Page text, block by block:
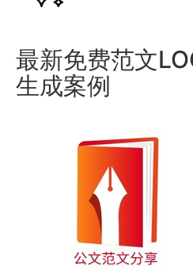
最新免费范文
生成案例